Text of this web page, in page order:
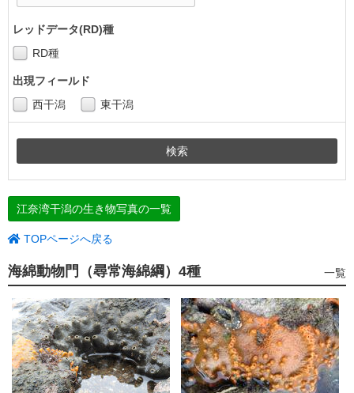
レッドデータ(RD)種
RD種
出現フィールド
西干潟
東干潟
江奈湾干潟の生き物写真の一覧
TOPページへ戻る
海綿動物門（尋常海綿綱） 4種
海
綿
動
物
門
（尋
常
海
綿
一覧